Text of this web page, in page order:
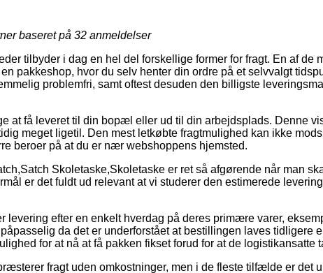
baseret på 32 anmeldelser
tilbyder i dag en hel del forskellige former for fragt. En af de
pakkeshop, hvor du selv henter din ordre på et selvvalgt
problemfri, samt oftest desuden den billigste
at få leveret til din bopæl eller ud til din arbejdsplads. Denne
meget ligetil. Den mest letkøbte fragtmulighed kan ikke
beroer på at du er nær webshoppens hjemsted.
Skoletaske,Skoletaske er ret så afgørende når man
er det fuldt ud relevant at vi studerer den estimerede
levering efter en enkelt hverdag på deres primære varer,
da det er underforstået at bestillingen laves tidligere
for at nå at få pakken fikset forud for at de logistikansatte
fragt uden omkostninger, men i de fleste tilfælde er det